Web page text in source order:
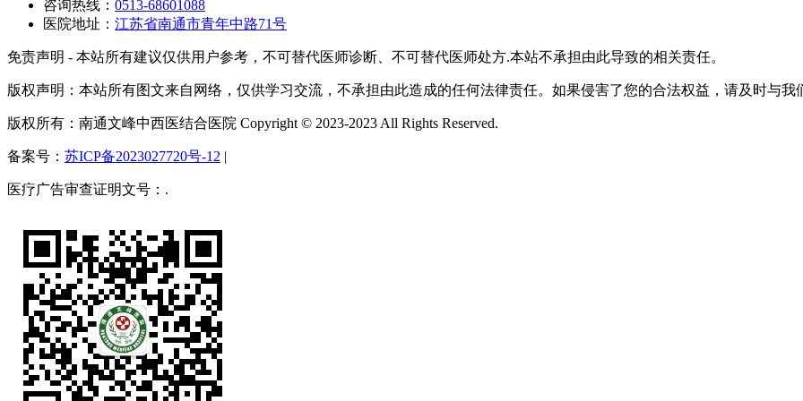
咨询热线： 0513-68601088
医院地址： 江苏省南通市青年中路71号
免责声明 - 本站所有建议仅供用户参考，不可替代医师诊断、不可替代医师处方.本站不承担由此导致的相关责任。
版权声明：本站所有图文来自网络，仅供学习交流，不承担由此造成的任何法律责任。如果侵害了您的合法权益，请及时与我
版权所有：南通文峰中西医结合医院 Copyright © 2023-2023 All Rights Reserved.
备案号： 苏ICP备2023027720号-12 |
医疗广告审查证明文号：.